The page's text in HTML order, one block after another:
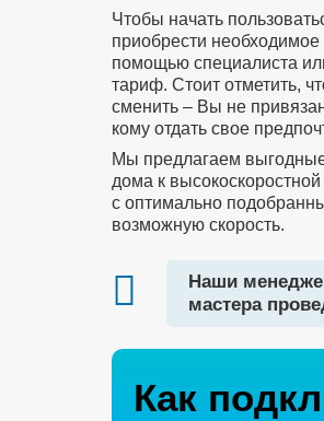
Чтобы начать
приобрести
помощью специалиста
тариф. Стоит отметить,
сменить – Вы не
кому отдать свое
Мы предлагаем
дома к
с оптимально
возможную скорость.
Наши
мастера
Как